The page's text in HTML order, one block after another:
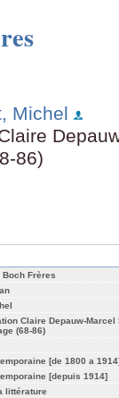
Michel
86)
Boch Frères
Claire Depauw-
(68-86)
[de 1800 a
[depuis 1914]
littérature